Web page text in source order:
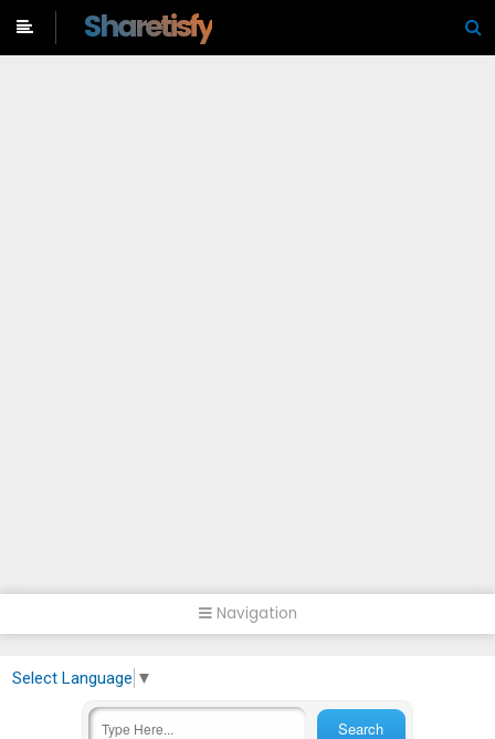
Sharetisfy
Navigation
Select Language ▼